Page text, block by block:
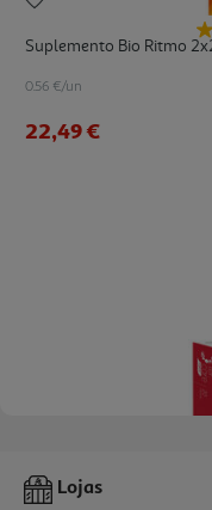
Suplemento Bio Ritmo
0.56 €/un
22,49 €
Suplemento Fercare Forte
Lojas